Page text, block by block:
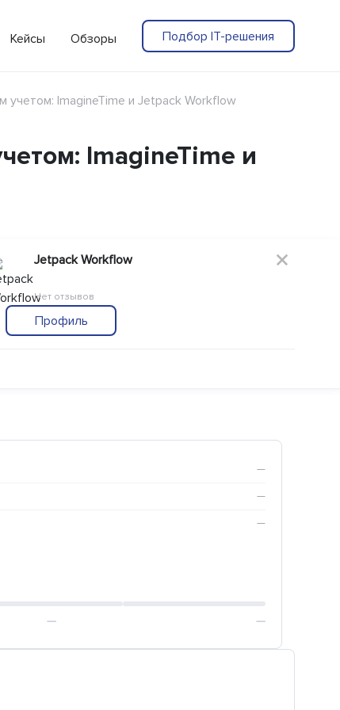
Кейсы Обзоры Подбор IT-решения
учетом: ImagineTime и Jetpack Workflow
ImagineTime и
Jetpack Workflow
Нет отзывов
Профиль
—
—
—
— —